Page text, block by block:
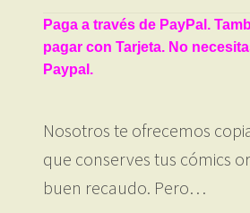
Paga a través de PayPal.
pagar con Tarjeta. No
Paypal.
Nosotros te ofrecemos
que conserves tus cómics
buen recaudo. Pero…